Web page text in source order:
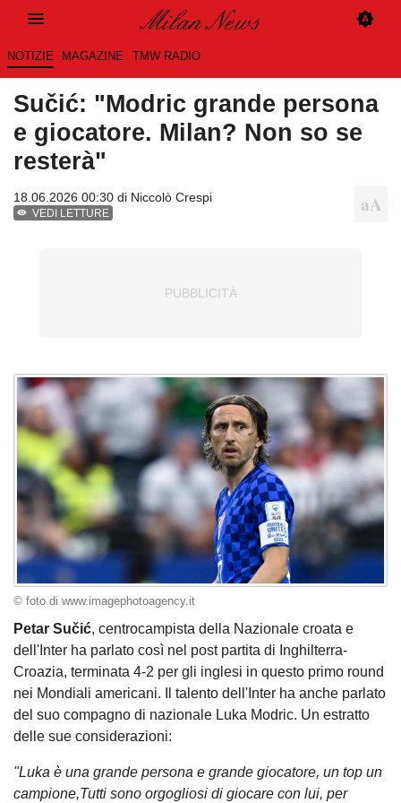
NOTIZIE MAGAZINE TMW RADIO
Sučić: "Modric grande persona
e giocatore. Milan? Non so se
resterà"
18.06.2026 00:30 di Niccolò Crespi
VEDI LETTURE
© foto di www.imagephotoagency.it
Petar Sučić, centrocampista della Nazionale croata e
dell'Inter ha parlato così nel post partita di Inghilterra-
Croazia, terminata 4-2 per gli inglesi in questo primo round
nei Mondiali americani. Il talento dell'Inter ha anche parlato
del suo compagno di nazionale Luka Modric. Un estratto
delle sue considerazioni:
"Luka è una grande persona e grande giocatore, un top un
campione,Tutti sono orgogliosi di giocare con lui, per